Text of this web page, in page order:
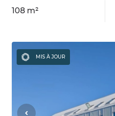
108 m²
MIS À JOUR